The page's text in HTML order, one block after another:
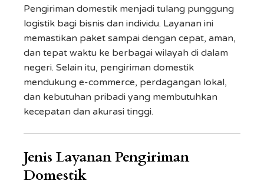
Pengiriman domestik menjadi tulang punggung
logistik bagi bisnis dan individu. Layanan ini
memastikan paket sampai dengan cepat, aman,
dan tepat waktu ke berbagai wilayah di dalam
negeri. Selain itu, pengiriman domestik
mendukung e-commerce, perdagangan lokal,
dan kebutuhan pribadi yang membutuhkan
kecepatan dan akurasi tinggi.
Jenis Layanan Pengiriman
Domestik